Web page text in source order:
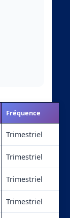
Fréquence
Trimestriel
Trimestriel
Trimestriel
Trimestriel